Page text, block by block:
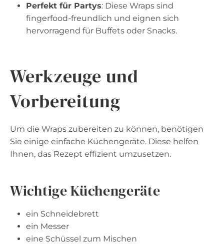
Perfekt für Partys: Diese Wraps sind
fingerfood-freundlich und eignen sich
hervorragend für Buffets oder Snacks.
Werkzeuge und
Vorbereitung
Um die Wraps zubereiten zu können, benötigen
Sie einige einfache Küchengeräte. Diese helfen
Ihnen, das Rezept effizient umzusetzen.
Wichtige Küchengeräte
ein Schneidebrett
ein Messer
eine Schüssel zum Mischen